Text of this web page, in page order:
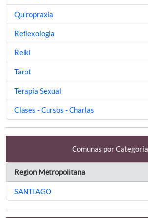
Quiropraxia
Reflexologia
Reiki
Tarot
Terapia Sexual
Clases - Cursos - Charlas
Comunas por Categoria
Region Metropolitana
SANTIAGO